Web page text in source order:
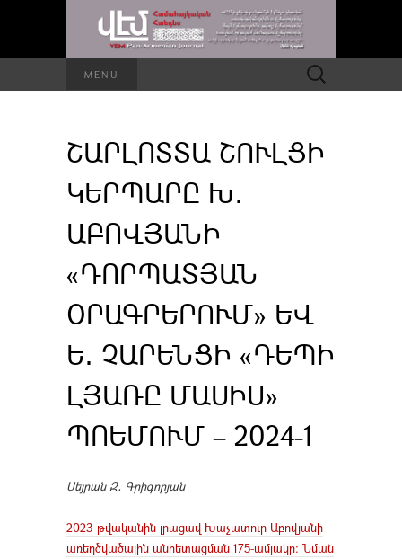
MENU Որոնել՝
ՇԱՐԼՈՏՏԱ ՇՈՒԼՑԻ
ԿԵՐՊԱՐԸ Խ․
ԱԲՈՎՅԱՆԻ
«ԴՈՐՊԱՏՅԱՆ
ՕՐԱԳՐԵՐՈՒՄ» ԵՎ
Ե․ ՉԱՐԵՆՑԻ «ԴԵՊԻ
ԼՅԱՌԸ ՄԱՍԻՍ»
ՊՈԵՄՈՒՄ – 2024-1
Սեյրան Զ․ Գրիգորյան
2023 թվականին լրացավ Խաչատուր Աբովյանի
առեղծվածային անհետացման 175-ամյակը։ Նման